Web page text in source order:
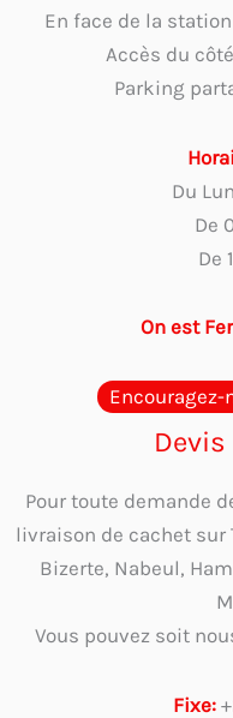
En face de la
Accès du
Parking
Du
De
De
On est
Encouragez-
Pour toute demande
livraison de cachet sur
Bizerte, Nabeul,
Vous pouvez soit
Fixe: